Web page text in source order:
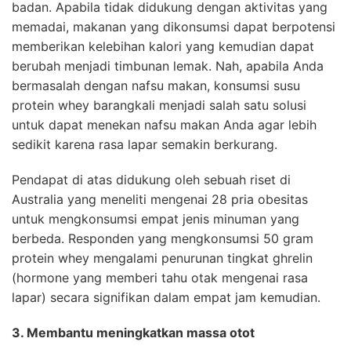
badan. Apabila tidak didukung dengan aktivitas yang
memadai, makanan yang dikonsumsi dapat berpotensi
memberikan kelebihan kalori yang kemudian dapat
berubah menjadi timbunan lemak. Nah, apabila Anda
bermasalah dengan nafsu makan, konsumsi susu
protein whey barangkali menjadi salah satu solusi
untuk dapat menekan nafsu makan Anda agar lebih
sedikit karena rasa lapar semakin berkurang.
Pendapat di atas didukung oleh sebuah riset di
Australia yang meneliti mengenai 28 pria obesitas
untuk mengkonsumsi empat jenis minuman yang
berbeda. Responden yang mengkonsumsi 50 gram
protein whey mengalami penurunan tingkat ghrelin
(hormone yang memberi tahu otak mengenai rasa
lapar) secara signifikan dalam empat jam kemudian.
3. Membantu meningkatkan massa otot